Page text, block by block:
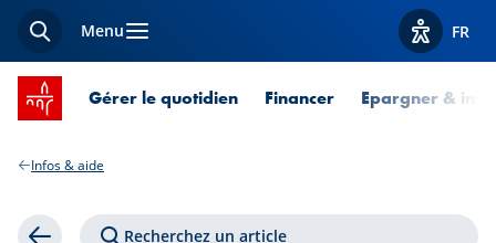
Recherche
Menu Afficher
FR
Accueil SPUERKEESS
Gérer le quotidien Financer Epargner &
Infos & aide
Recherchez un article